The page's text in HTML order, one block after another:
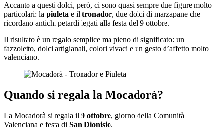
Accanto a questi dolci, però, ci sono quasi sempre due figure molto
particolari: la piuleta e il tronador, due dolci di marzapane che
ricordano antichi petardi legati alla festa del 9 ottobre.
Il risultato è un regalo semplice ma pieno di significato: un
fazzoletto, dolci artigianali, colori vivaci e un gesto d’affetto molto
valenciano.
Quando si regala la Mocadorà?
La Mocadorà si regala il 9 ottobre, giorno della Comunità
Valenciana e festa di San Dionisio.